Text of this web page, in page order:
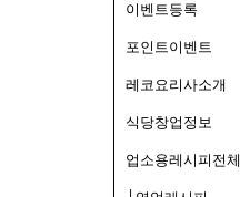
이벤트등록
포인트이벤트
레코요리사소개
식당창업정보
업소용레시피전체